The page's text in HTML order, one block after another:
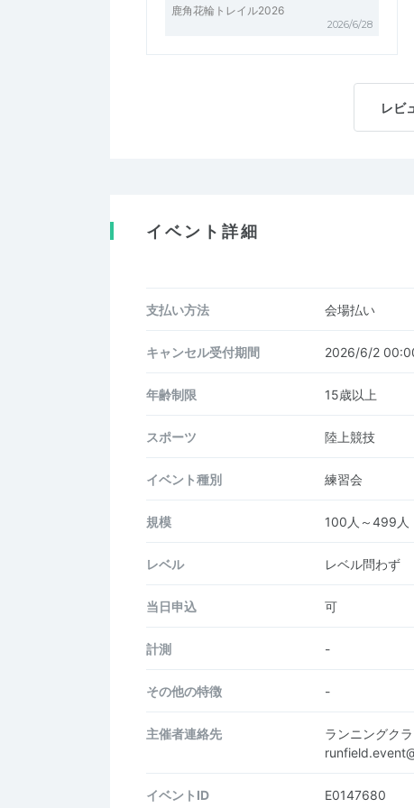
鹿角花輪トレイル2026
2026/6/28
レビ
イベント詳細
支払い方法 会場払い
キャンセル受付期間 2026/6/2
年齢制限 15歳以上
スポーツ 陸上競技
イベント種別 練習会
規模 100人～499人
レベル レベル問わず
当日申込 可
計測 -
その他の特徴 -
主催者連絡先
ランニングク
イベントID E0147680